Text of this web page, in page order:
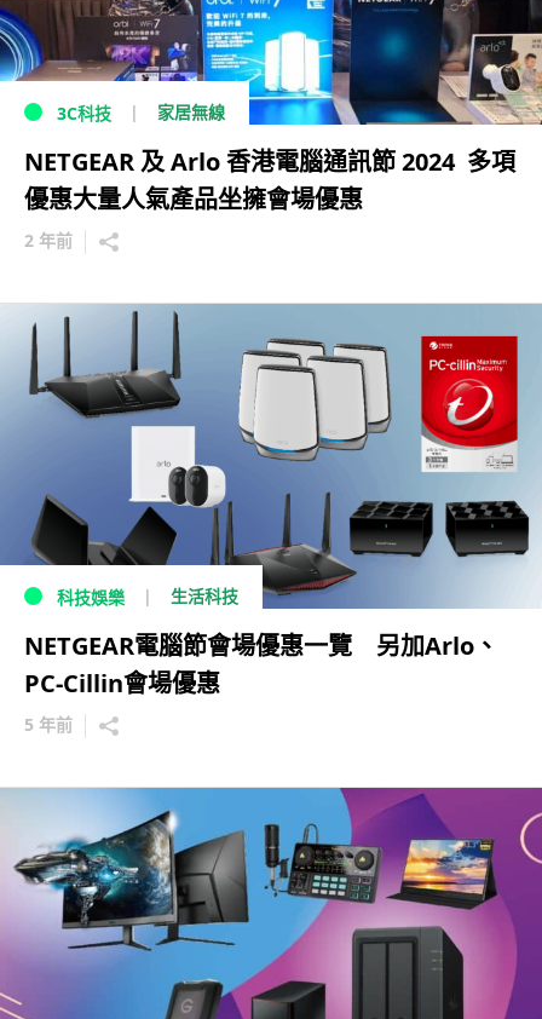
3C科技 家居無線
NETGEAR 及 Arlo 香港電腦通訊節 2024 多項
優惠大量人氣產品坐擁會場優惠
2 年前
科技娛樂 生活科技
NETGEAR電腦節會場優惠一覽 另加Arlo、
PC-Cillin會場優惠
5 年前